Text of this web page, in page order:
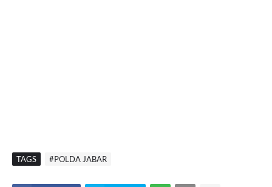
TAGS #POLDA JABAR